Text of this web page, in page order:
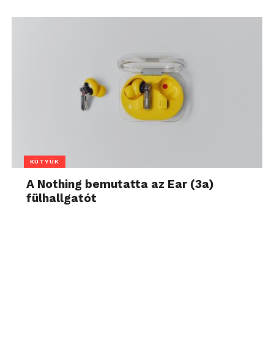
KÜTYÜK
A Nothing bemutatta az Ear (3a)
fülhallgatót